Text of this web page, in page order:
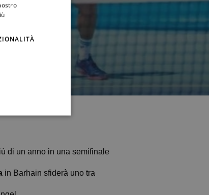
di un anno in una semifinale
in Barhain sfiderà uno tra